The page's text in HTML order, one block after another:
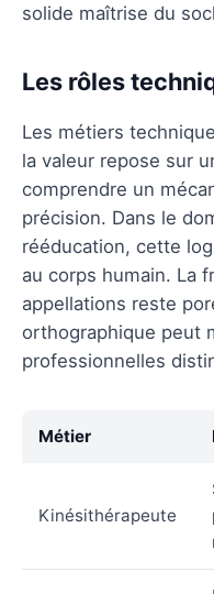
solide maîtrise du
Les rôles
Les métiers
la valeur repose sur
comprendre un
précision. Dans le
rééducation, cette
au corps humain. La
appellations reste
orthographique peut
professionnelles
Métier
Kinésithérapeute